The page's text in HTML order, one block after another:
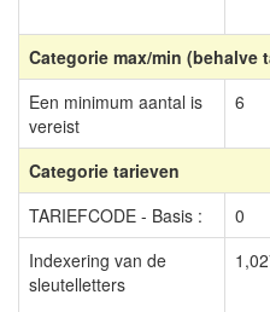
Categorie max/min (behalve
Een minimum aantal is
vereist
6
Categorie tarieven
TARIEFCODE - Basis :
0
Indexering van de
sleutelletters